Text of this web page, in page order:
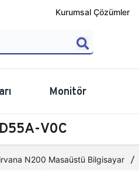
Kurumsal Çözümler
Monitör
V0C
N200 Masaüstü Bilgisayar